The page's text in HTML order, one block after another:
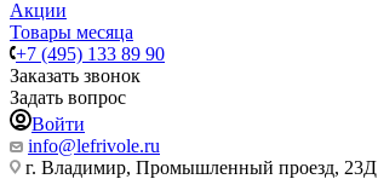
Акции
Товары месяца
+7 (495) 133 89 90
Заказать звонок
Задать вопрос
Войти
info@lefrivole.ru
г. Владимир, Промышленный проезд, 23Д